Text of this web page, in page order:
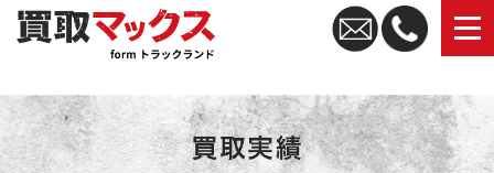
トラック買取なら買取マックス｜全国無料査定・高価買取